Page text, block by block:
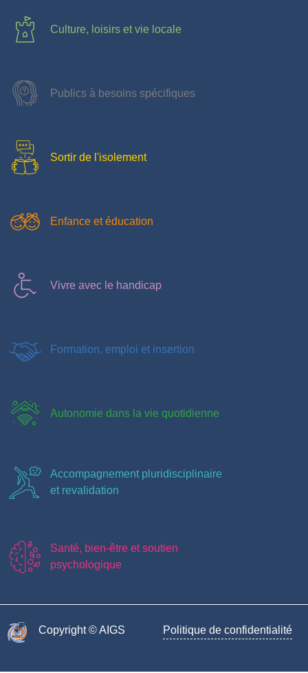
Culture, loisirs et vie locale
Publics à besoins spécifiques
Sortir de l'isolement
Enfance et éducation
Vivre avec le handicap
Formation, emploi et insertion
Autonomie dans la vie quotidienne
Accompagnement pluridisciplinaire
et revalidation
Santé, bien-être et soutien
psychologique
Copyright © AIGS​ Politique de confidentialité